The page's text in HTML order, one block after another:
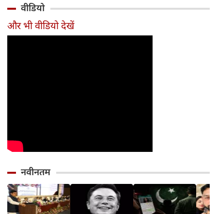
साल से ज्यादा उम्र का
काम, जानें पूरा
और
वीडियो
और भी वीडियो देखें
नवीनतम